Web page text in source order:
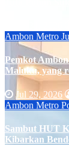
Ambon Metro
Pemkot
Maluku, yang
Jul 29, 2026
Ambon Metro
Sambut HUT
Kibarkan